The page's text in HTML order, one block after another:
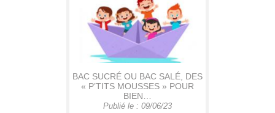
BAC SUCRÉ OU BAC SALÉ, DES
« P’TITS MOUSSES » POUR
BIEN…
Publié le : 09/06/23